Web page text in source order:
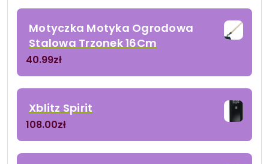
Motyczka Motyka Ogrodowa
Stalowa Trzonek 16Cm
40.99zł
Xblitz Spirit
108.00zł